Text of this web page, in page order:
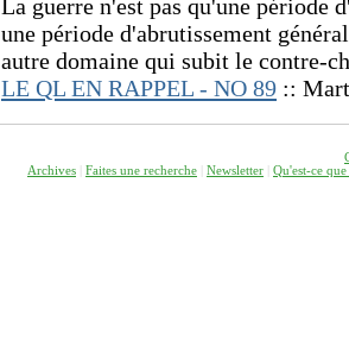
La guerre n'est pas qu'une période
une période d'abrutissement
autre domaine qui subit le contre-
LE QL EN RAPPEL - NO 89 ::
Archives
Faites une recherche Newsletter Qu'est-ce